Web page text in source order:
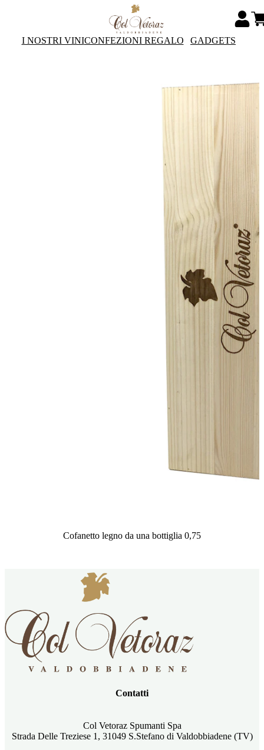
I NOSTRI VINICONFEZIONI REGALO GADGETS
Cofanetto legno da una bottiglia 0,75
Contatti
Col Vetoraz Spumanti Spa
Strada Delle Treziese 1, 31049 S.Stefano di Valdobbiadene (TV)